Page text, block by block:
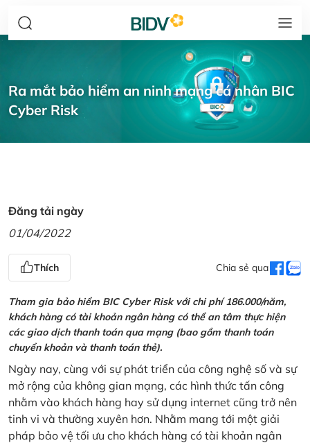
Ra mắt bảo hiểm an ninh mạng cá nhân BIC
Cyber Risk
Đăng tải ngày
01/04/2022
Thích Chia sẻ qua
Tham gia bảo hiểm BIC Cyber Risk với chi phí 186.000/năm,
khách hàng có tài khoản ngân hàng có thể an tâm thực hiện
các giao dịch thanh toán qua mạng (bao gồm thanh toán
chuyển khoản và thanh toán thẻ).
Ngày nay, cùng với sự phát triển của công nghệ số và sự
mở rộng của không gian mạng, các hình thức tấn công
nhằm vào khách hàng hay sử dụng internet cũng trở nên
tinh vi và thường xuyên hơn. Nhằm mang tới một giải
pháp bảo vệ tối ưu cho khách hàng có tài khoản ngân